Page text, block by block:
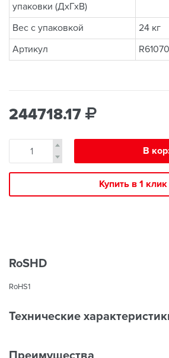
упаковки (ДхГхВ)
Вес с упаковкой
24 кг
Артикул
244718.17
В
Купить в 1 клик
RoSHD
RoHS1
Технические